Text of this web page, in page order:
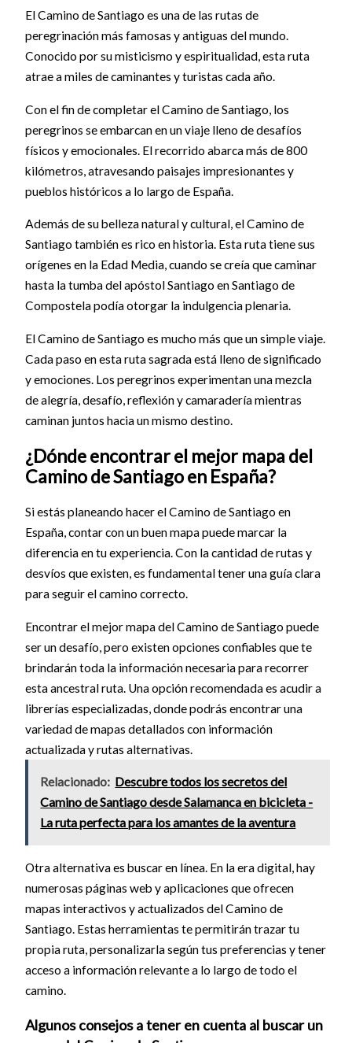
El Camino de Santiago es una de las rutas de
peregrinación más famosas y antiguas del mundo.
Conocido por su misticismo y espiritualidad, esta ruta
atrae a miles de caminantes y turistas cada año.
Con el fin de completar el Camino de Santiago, los
peregrinos se embarcan en un viaje lleno de desafíos
físicos y emocionales. El recorrido abarca más de 800
kilómetros, atravesando paisajes impresionantes y
pueblos históricos a lo largo de España.
Además de su belleza natural y cultural, el Camino de
Santiago también es rico en historia. Esta ruta tiene sus
orígenes en la Edad Media, cuando se creía que caminar
hasta la tumba del apóstol Santiago en Santiago de
Compostela podía otorgar la indulgencia plenaria.
El Camino de Santiago es mucho más que un simple viaje.
Cada paso en esta ruta sagrada está lleno de significado
y emociones. Los peregrinos experimentan una mezcla
de alegría, desafío, reflexión y camaradería mientras
caminan juntos hacia un mismo destino.
¿Dónde encontrar el mejor mapa del
Camino de Santiago en España?
Si estás planeando hacer el Camino de Santiago en
España, contar con un buen mapa puede marcar la
diferencia en tu experiencia. Con la cantidad de rutas y
desvíos que existen, es fundamental tener una guía clara
para seguir el camino correcto.
Encontrar el mejor mapa del Camino de Santiago puede
ser un desafío, pero existen opciones confiables que te
brindarán toda la información necesaria para recorrer
esta ancestral ruta. Una opción recomendada es acudir a
librerías especializadas, donde podrás encontrar una
variedad de mapas detallados con información
actualizada y rutas alternativas.
Relacionado: Descubre todos los secretos del
Camino de Santiago desde Salamanca en bicicleta -
La ruta perfecta para los amantes de la aventura
Otra alternativa es buscar en línea. En la era digital, hay
numerosas páginas web y aplicaciones que ofrecen
mapas interactivos y actualizados del Camino de
Santiago. Estas herramientas te permitirán trazar tu
propia ruta, personalizarla según tus preferencias y tener
acceso a información relevante a lo largo de todo el
camino.
Algunos consejos a tener en cuenta al buscar un